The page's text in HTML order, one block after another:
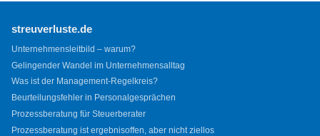
streuverluste.de
Unternehmensleitbild – warum?
Gelingender Wandel im Unternehmensalltag
Was ist der Management-Regelkreis?
Beurteilungsfehler in Personalgesprächen
Prozessberatung für Steuerberater
Prozessberatung ist ergebnisoffen, aber nicht ziellos